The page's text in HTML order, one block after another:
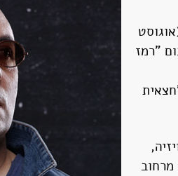
"חור בשמיים כחולים" (ינואר 2010) ובאלבום "רמז
בבליקי סולן פונץ' שני אלבומים: "שרמן בחורף" (2005) ו"חצאית
ברקוביץ'" (2003), "המכשפה מרחוב